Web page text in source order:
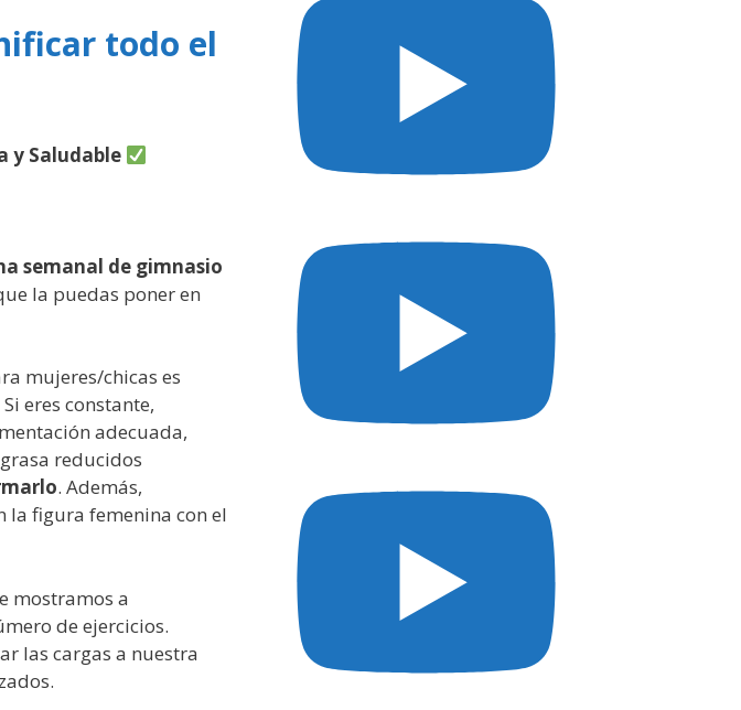
todo el
y Saludable
semanal de gimnasio
la puedas poner en
mujeres/chicas es
eres constante,
adecuada,
reducidos
. Además,
la figura femenina con el
mostramos a
de ejercicios.
las cargas a nuestra